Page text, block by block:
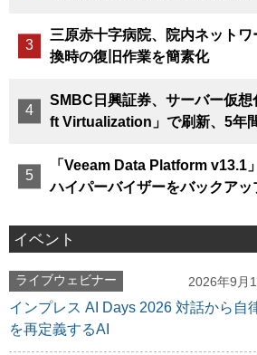
三原赤十字病院、院内ネット
換時の復旧作業を簡素化
SMBC日興証券、サーバー仮
ft Virtualization」で刷新、5年
「Veeam Data Platform v13.1
ハイパーバイザーをバックアッ
イベント
ライブウェビナー 2026年9月
インプレス AI Days 2026 対話から自
を再定義するAI